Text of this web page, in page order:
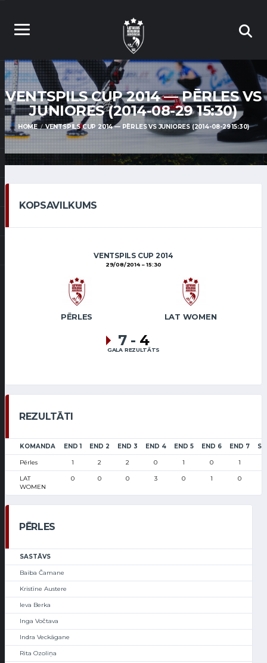
VENTSPILS CUP 2014 — PĒRLES VS
JUNIORES (2014-08-29 15:30)
HOME VENTSPILS CUP 2014 — PĒRLES VS JUNIORES (2014-08-29 15:30)
KOPSAVILKUMS
VENTSPILS CUP 2014
29/08/2014 15:30
PĒRLES LAT WOMEN
7 - 4
GALA REZULTĀTS
REZULTĀTI
KOMANDA END 1 END 2 END 3 END 4 END 5 END 6 END 7
Pērles 1 2 2 0 1 0 1
LAT
WOMEN
0 0 0 3 0 1 0
PĒRLES
SASTĀVS
Baiba Čamane
Kristīne Austere
Ieva Berka
Inga Vočtava
Indra Veckāgane
Rita Ozoliņa